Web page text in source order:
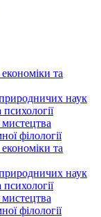
та
наук
психології
мистецтва
філології
та
наук
психології
мистецтва
філології